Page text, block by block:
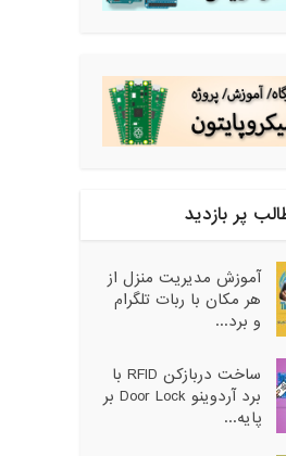
پر بازدید
آموزش مدیریت منزل از
هر مکان با ربات تلگرام
و برد...
ساخت دربازکن RFID با
برد آردوینو Door Lock بر
پایه...